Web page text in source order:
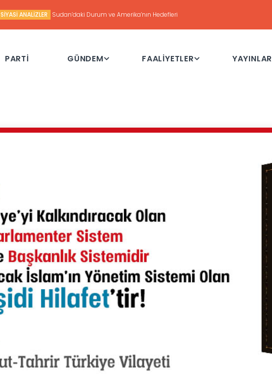
HAFTALIK GÜNDEM DEĞERLENDİRME Haftalık Değerlendirme Toplantısı - 21 Temmuz 2026
PARTİ GÜNDEM FAALİYETLER YAYINLAR